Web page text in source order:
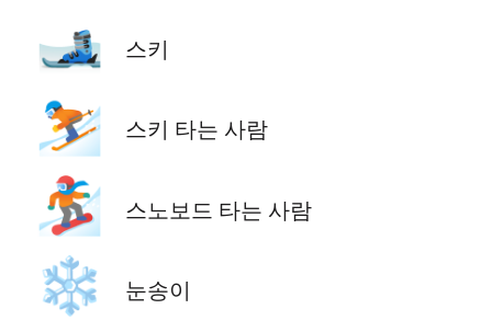
🎿 스키
⛷️ 스키 타는 사람
🏂 스노보드 타는 사람
❄️ 눈송이